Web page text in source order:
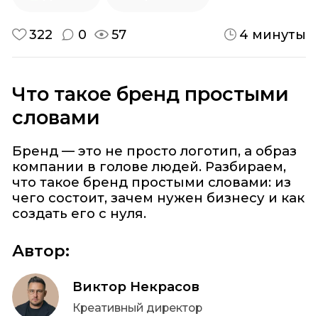
4 минуты
322 0 57
Что такое бренд простыми
словами
Бренд — это не просто логотип, а образ
компании в голове людей. Разбираем,
что такое бренд простыми словами: из
чего состоит, зачем нужен бизнесу и как
создать его с нуля.
Автор:
Виктор Некрасов
Креативный директор